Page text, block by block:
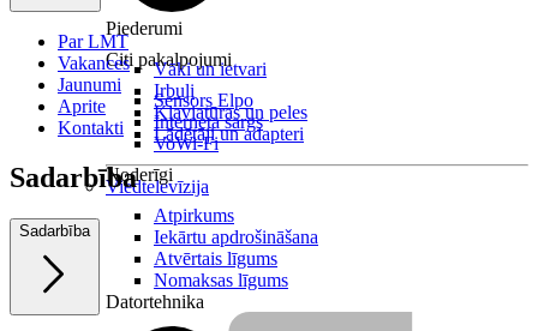
Citi pakalpojumi
Sensors Elpo
Interneta sargs
VoWi-Fi
Viedtelevīzija
Piederumi
Vāki un ietvari
Irbuļi
Klaviatūras un peles
Lādētāji un adapteri
Noderīgi
Atpirkums
Iekārtu apdrošināšana
Atvērtais līgums
Nomaksas līgums
Datortehnika
Par LMT
Vakances
Jaunumi
Aprite
Kontakti
Sadarbība
Sadarbība